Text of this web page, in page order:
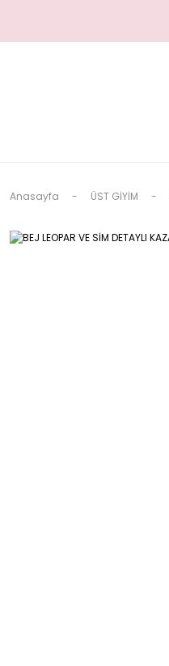
Anasayfa ÜST GİYİM